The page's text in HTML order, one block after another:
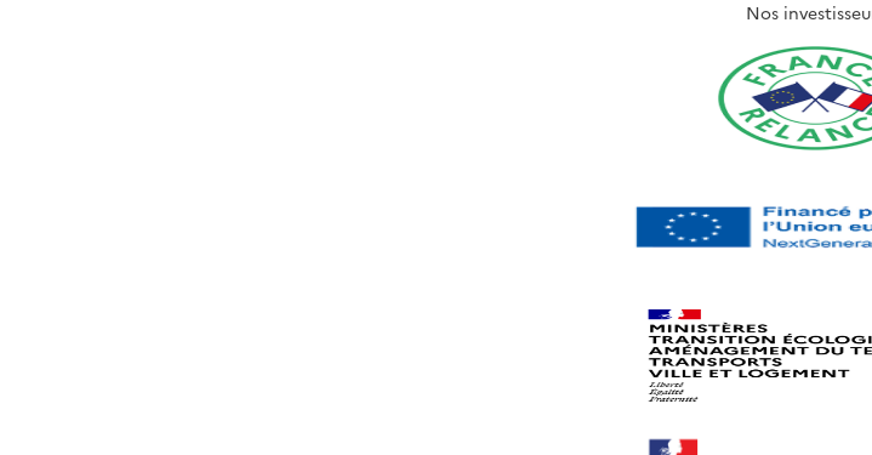
Nos